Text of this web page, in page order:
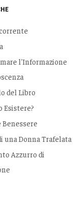
l'Informazione
del Libro
Esistere?
Benessere
una Donna Trafelata
Azzurro di